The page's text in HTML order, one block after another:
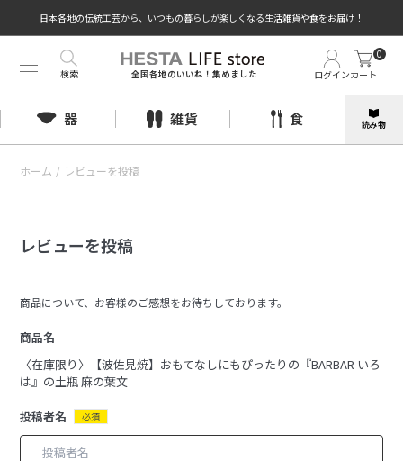
日本各地の伝統工芸から、いつもの暮らしが楽しくなる生活雑貨や食をお届け！
全国各地のいいね！集めました ログインカート
0
検索
器 雑貨 食 読み物
ホーム / レビューを投稿
レビューを投稿
商品について、お客様のご感想をお待ちしております。
商品名
〈在庫限り〉【波佐見焼】おもてなしにもぴったりの『BARBAR いろ
は』の土瓶 麻の葉文
投稿者名 必須